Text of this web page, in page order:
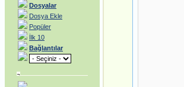
Dosyalar
Dosya Ekle
Popüler
İlk 10
Bağlantılar